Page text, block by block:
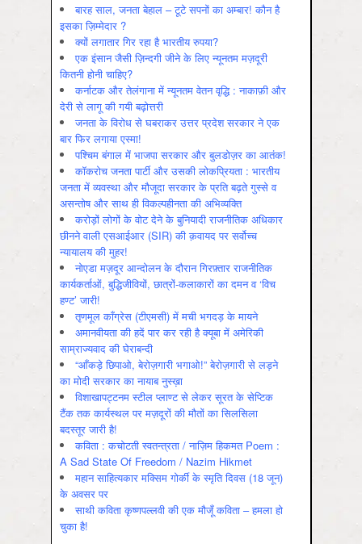
बारह साल, जनता बेहाल – टूटे सपनों का अम्बार! कौन है
इसका ज़िम्मेदार ?
क्यों लगातार गिर रहा है भारतीय रुपया?
एक इंसान जैसी ज़िन्दगी जीने के लिए न्यूनतम मज़दूरी
कितनी होनी चाहिए?
कर्नाटक और तेलंगाना में न्यूनतम वेतन वृद्धि : नाकाफ़ी और
देरी से लागू की गयी बढ़ोत्तरी
जनता के विरोध से घबराकर उत्तर प्रदेश सरकार ने एक
बार फिर लगाया एस्मा!
पश्चिम बंगाल में भाजपा सरकार और बुलडोज़र का आतंक!
कॉकरोच जनता पार्टी और उसकी लोकप्रियता : भारतीय
जनता में व्‍यवस्‍था और मौजूदा सरकार के प्रति बढ़ते गुस्‍से व
असन्‍तोष और साथ ही विकल्‍पहीनता की अभिव्‍यक्ति
करोड़ों लोगों के वोट देने के बुनियादी राजनीतिक अधिकार
छीनने वाली एसआईआर (SIR) की क़वायद पर सर्वोच्च
न्यायालय की मुहर!
नोएडा मज़दूर आन्दोलन के दौरान गिरफ़्तार राजनीतिक
कार्यकर्ताओं, बुद्धिजीवियों, छात्रों-कलाकारों का दमन व ‘विच
हण्ट’ जारी!
तृणमूल काँग्रेस (टीएमसी) में मची भगदड़ के मायने
अमानवीयता की हदें पार कर रही है क्यूबा में अमेरिकी
साम्राज्यवाद की घेराबन्दी
“आँकड़े छिपाओ, बेरोज़गारी भगाओ!” बेरोज़गारी से लड़ने
का मोदी सरकार का नायाब नुस्ख़ा
विशाखापट्टनम स्टील प्लाण्ट से लेकर सूरत के सेप्टिक
टैंक तक कार्यस्थल पर मज़दूरों की मौतों का सिलसिला
बदस्तूर जारी है!
कविता : कचोटती स्वतन्त्रता / नाज़िम हिकमत Poem :
A Sad State Of Freedom / Nazim Hikmet
महान साहित्यकार मक्सिम गोर्की के स्मृति दिवस (18 जून)
के अवसर पर
साथी कविता कृष्णपल्लवी की एक मौजूँ कविता – हमला हो
चुका है!